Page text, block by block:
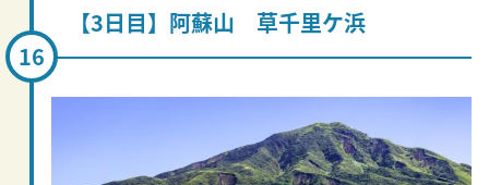
【3日目】阿蘇山 草千里ケ浜